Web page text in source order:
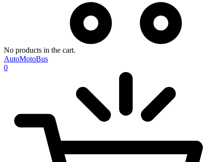
No products in the cart.
AutoMotoBus
0